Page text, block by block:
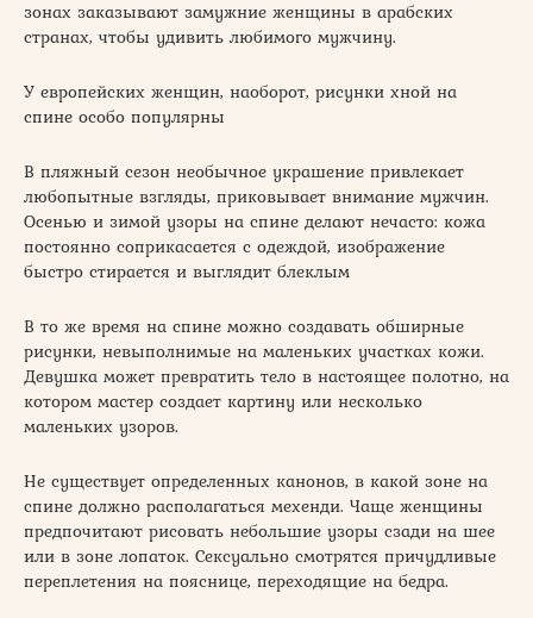
зонах заказывают замужние женщины в арабских
странах, чтобы удивить любимого мужчину.
У европейских женщин, наоборот, рисунки хной на
спине особо популярны
В пляжный сезон необычное украшение привлекает
любопытные взгляды, приковывает внимание мужчин.
Осенью и зимой узоры на спине делают нечасто: кожа
постоянно соприкасается с одеждой, изображение
быстро стирается и выглядит блеклым
В то же время на спине можно создавать обширные
рисунки, невыполнимые на маленьких участках кожи.
Девушка может превратить тело в настоящее полотно, на
котором мастер создает картину или несколько
маленьких узоров.
Не существует определенных канонов, в какой зоне на
спине должно располагаться мехенди. Чаще женщины
предпочитают рисовать небольшие узоры сзади на шее
или в зоне лопаток. Сексуально смотрятся причудливые
переплетения на пояснице, переходящие на бедра.